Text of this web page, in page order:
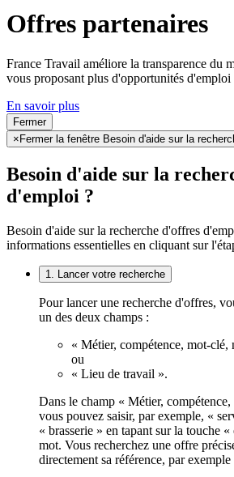
Offres partenaires
France Travail améliore la transparence du
vous proposant plus d'opportunités d'emploi
En savoir plus
Fermer
× Fermer la fenêtre Besoin d'aide sur la
Besoin d'aide sur la
d'emploi ?
Besoin d'aide sur la recherche d'offres
informations essentielles en cliquant sur
1. Lancer votre recherche
Pour lancer une recherche d'offres,
un des deux champs :
« Métier, compétence, mot-clé,
ou
« Lieu de travail ».
Dans le champ « Métier,
vous pouvez saisir, par exemple, «
« brasserie » en tapant sur la touche
mot. Vous recherchez une offre
directement sa référence, par